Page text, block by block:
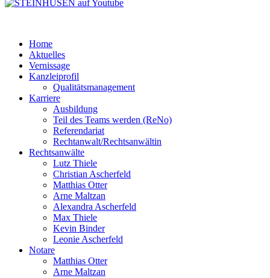
Home
Aktuelles
Vernissage
Kanzleiprofil
Qualitätsmanagement
Karriere
Ausbildung
Teil des Teams werden (ReNo)
Referendariat
Rechtanwalt/Rechtsanwältin
Rechtsanwälte
Lutz Thiele
Christian Ascherfeld
Matthias Otter
Arne Maltzan
Alexandra Ascherfeld
Max Thiele
Kevin Binder
Leonie Ascherfeld
Notare
Matthias Otter
Arne Maltzan